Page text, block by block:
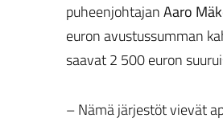
puheenjohtajanAaro
euron avustussumman
saavat 2 500 euron
– Nämä järjestöt vievät